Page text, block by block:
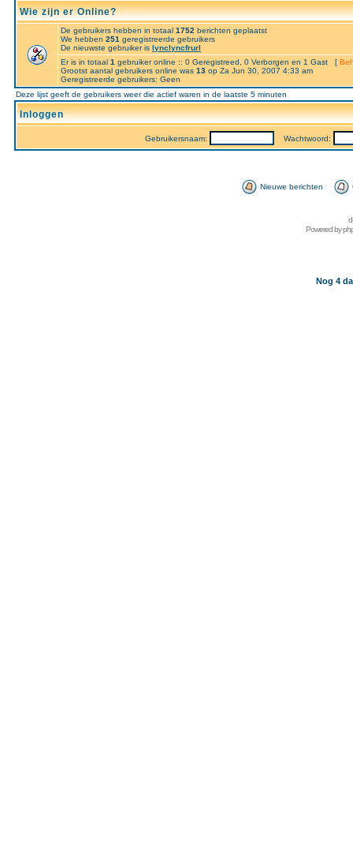
Wie zijn er Online?
De gebruikers hebben in totaal 1752 berichten geplaatst
We hebben 251 geregistreerde gebruikers
De nieuwste gebruiker is lynclyncfrurl
Er is in totaal 1 gebruiker online :: 0 Geregistreed, 0 Verborgen en 1 Gast [
Grootst aantal gebruikers online was 13 op Za Jun 30, 2007 4:33 am
Geregistreerde gebruikers: Geen
Deze lijst geeft de gebruikers weer die actief waren in de laatste 5 minuten
Inloggen
Gebruikersnaam: Wachtwoord:
Nieuwe berichten
Powered by
Nog 4